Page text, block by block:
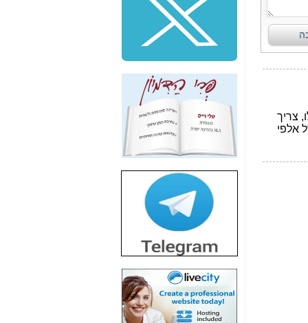
שלמה פילבר (עד
לאחרונה מנכ"ל משרד
התקשורת) - עד
מדינה? הצחקתם
"יש אפליה בחקירה"?
חשיפה: למה השר
משה כחלון לא נחקר
עד היום? -
כאן
חשיפת חשד לשחיתות
הדומה לזו של "תיק
הסלולר -
חשיפת מה שלא
רוצים שתדעו בעניין
פריסת אנלימיטד
(בניחוח בלתי נסבל) -
כאן
חשיפה: איוב קרא
אישר לקבוצת סלקום
בדיוק מה שביבי אישר
כאן